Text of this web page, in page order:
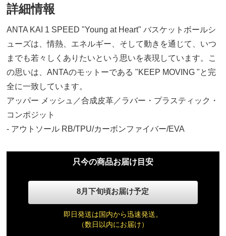
詳細情報
ANTA KAI 1 SPEED "Young at Heart" バスケットボールシ
ューズは、情熱、エネルギー、そして動きを通じて、いつ
までも若々しくありたいという思いを表現しています。こ
の思いは、ANTAのモットーである "KEEP MOVING "と完
全に一致しています。
アッパー メッシュ／合成皮革／ラバー・プラスティック・
コンポジット
- アウトソール RB/TPU/カーボンファイバー/EVA
只今の商品お届け目安
8月下旬頃お届け予定
即日発送は国内から迅速発送。
（数日以内にお届け）
20,700円(税込)
26.5cm
20,700円(税込)
27.0cm
20,700円(税込)